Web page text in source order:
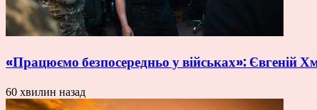
«Працюємо безпосередньо у військах»: Євгеній
60 хвилин назад